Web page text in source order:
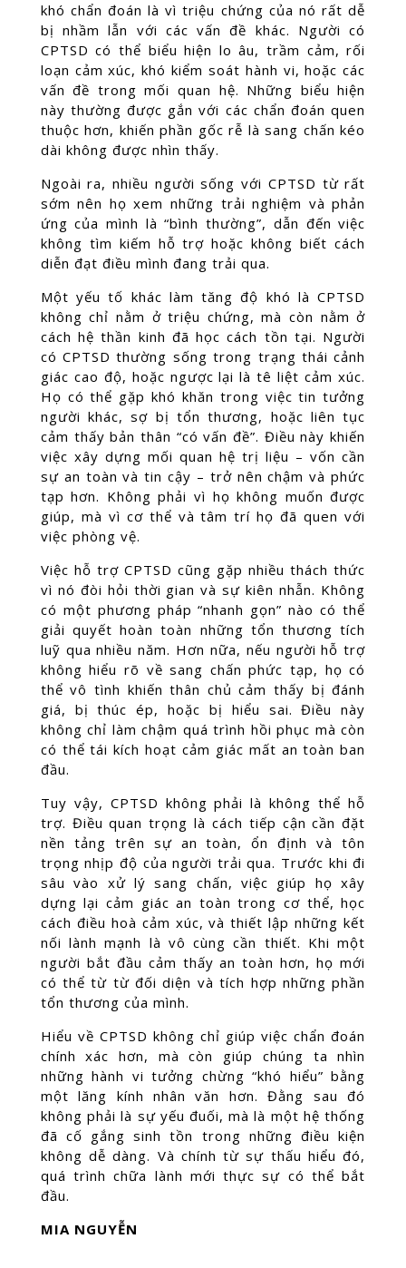
khó chẩn đoán là vì triệu chứng của nó rất dễ
bị nhầm lẫn với các vấn đề khác. Người có
CPTSD có thể biểu hiện lo âu, trầm cảm, rối
loạn cảm xúc, khó kiểm soát hành vi, hoặc các
vấn đề trong mối quan hệ. Những biểu hiện
này thường được gắn với các chẩn đoán quen
thuộc hơn, khiến phần gốc rễ là sang chấn kéo
dài không được nhìn thấy.
Ngoài ra, nhiều người sống với CPTSD từ rất
sớm nên họ xem những trải nghiệm và phản
ứng của mình là “bình thường”, dẫn đến việc
không tìm kiếm hỗ trợ hoặc không biết cách
diễn đạt điều mình đang trải qua.
Một yếu tố khác làm tăng độ khó là CPTSD
không chỉ nằm ở triệu chứng, mà còn nằm ở
cách hệ thần kinh đã học cách tồn tại. Người
có CPTSD thường sống trong trạng thái cảnh
giác cao độ, hoặc ngược lại là tê liệt cảm xúc.
Họ có thể gặp khó khăn trong việc tin tưởng
người khác, sợ bị tổn thương, hoặc liên tục
cảm thấy bản thân “có vấn đề”. Điều này khiến
việc xây dựng mối quan hệ trị liệu – vốn cần
sự an toàn và tin cậy – trở nên chậm và phức
tạp hơn. Không phải vì họ không muốn được
giúp, mà vì cơ thể và tâm trí họ đã quen với
việc phòng vệ.
Việc hỗ trợ CPTSD cũng gặp nhiều thách thức
vì nó đòi hỏi thời gian và sự kiên nhẫn. Không
có một phương pháp “nhanh gọn” nào có thể
giải quyết hoàn toàn những tổn thương tích
luỹ qua nhiều năm. Hơn nữa, nếu người hỗ trợ
không hiểu rõ về sang chấn phức tạp, họ có
thể vô tình khiến thân chủ cảm thấy bị đánh
giá, bị thúc ép, hoặc bị hiểu sai. Điều này
không chỉ làm chậm quá trình hồi phục mà còn
có thể tái kích hoạt cảm giác mất an toàn ban
đầu.
Tuy vậy, CPTSD không phải là không thể hỗ
trợ. Điều quan trọng là cách tiếp cận cần đặt
nền tảng trên sự an toàn, ổn định và tôn
trọng nhịp độ của người trải qua. Trước khi đi
sâu vào xử lý sang chấn, việc giúp họ xây
dựng lại cảm giác an toàn trong cơ thể, học
cách điều hoà cảm xúc, và thiết lập những kết
nối lành mạnh là vô cùng cần thiết. Khi một
người bắt đầu cảm thấy an toàn hơn, họ mới
có thể từ từ đối diện và tích hợp những phần
tổn thương của mình.
Hiểu về CPTSD không chỉ giúp việc chẩn đoán
chính xác hơn, mà còn giúp chúng ta nhìn
những hành vi tưởng chừng “khó hiểu” bằng
một lăng kính nhân văn hơn. Đằng sau đó
không phải là sự yếu đuối, mà là một hệ thống
đã cố gắng sinh tồn trong những điều kiện
không dễ dàng. Và chính từ sự thấu hiểu đó,
quá trình chữa lành mới thực sự có thể bắt
đầu.
MIA NGUYỄN